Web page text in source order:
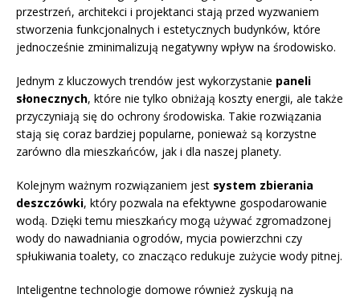
przestrzeń, architekci i projektanci stają przed wyzwaniem
stworzenia funkcjonalnych i estetycznych budynków, które
jednocześnie zminimalizują negatywny wpływ na środowisko.
Jednym z kluczowych trendów jest wykorzystanie paneli
słonecznych, które nie tylko obniżają koszty energii, ale także
przyczyniają się do ochrony środowiska. Takie rozwiązania
stają się coraz bardziej popularne, ponieważ są korzystne
zarówno dla mieszkańców, jak i dla naszej planety.
Kolejnym ważnym rozwiązaniem jest system zbierania
deszczówki, który pozwala na efektywne gospodarowanie
wodą. Dzięki temu mieszkańcy mogą używać zgromadzonej
wody do nawadniania ogrodów, mycia powierzchni czy
spłukiwania toalety, co znacząco redukuje zużycie wody pitnej.
Inteligentne technologie domowe również zyskują na